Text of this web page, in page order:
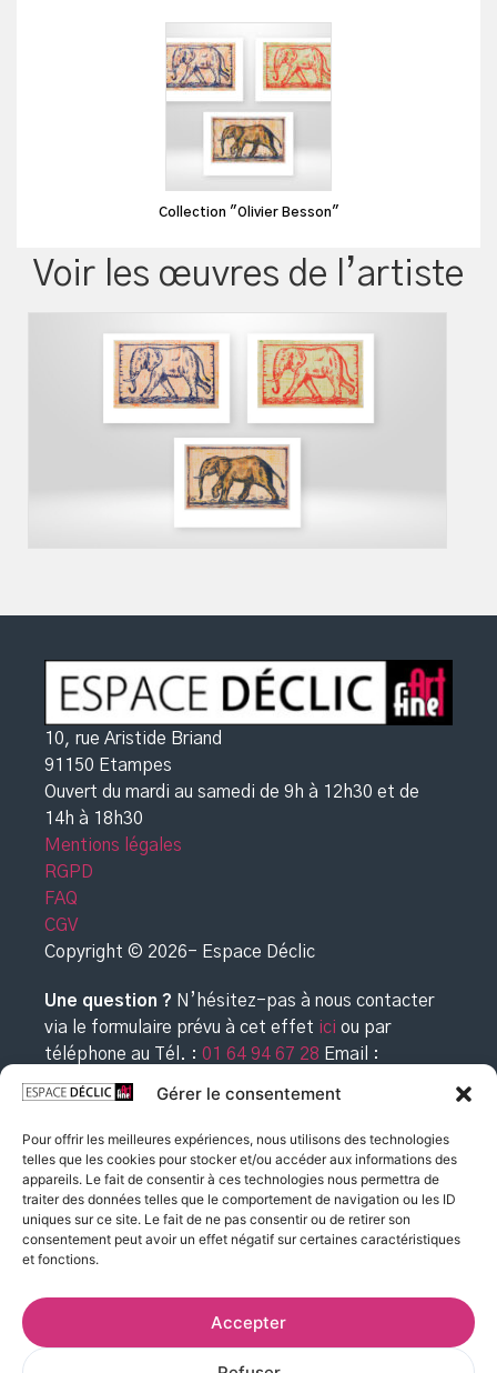
Gérer le consentement
Pour offrir les meilleures expériences, nous utilisons des technologies
telles que les cookies pour stocker et/ou accéder aux informations des
appareils. Le fait de consentir à ces technologies nous permettra de
traiter des données telles que le comportement de navigation ou les ID
uniques sur ce site. Le fait de ne pas consentir ou de retirer son
consentement peut avoir un effet négatif sur certaines caractéristiques
et fonctions.
Accepter
Collection "Olivier Besson"
Voir les œuvres de l’artiste
10, rue Aristide Briand
91150 Etampes
Ouvert du mardi au samedi de 9h à 12h30 et de
14h à 18h30
Mentions légales
RGPD
FAQ
CGV
Copyright © 2026- Espace Déclic
Une question ? N’hésitez-pas à nous contacter
via le formulaire prévu à cet effet ici ou par
téléphone au
Tél. : 01 64 94 67 28 Email :
commande@espacedeclic.com